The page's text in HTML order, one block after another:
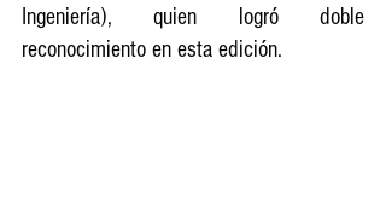
Ingeniería), quien logró doble
reconocimiento en esta edición.